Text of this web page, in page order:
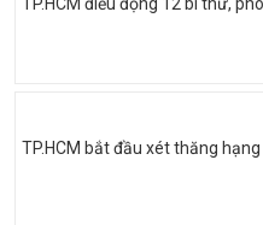
TP.HCM bắt đầu xét thăng